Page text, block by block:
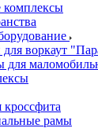
комплексы
воркаут
для
кроссфита
рамы